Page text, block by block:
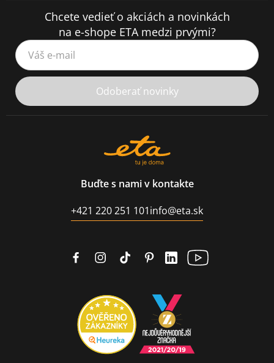
Chcete vedieť o akciách a novinkách
na e-shope ETA medzi prvými?
Váš e-mail
Odoberať novinky
Buďte s nami v kontakte
+421 220 251 101info@eta.sk